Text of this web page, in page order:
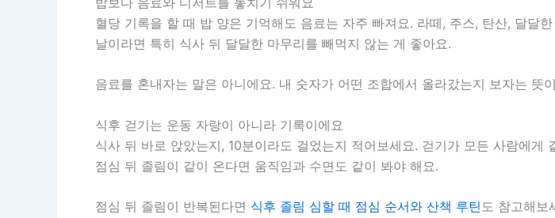
혈당 기록을 할 때 밥 양은 기억해도 음료는 자주 빠져요. 라떼, 주스, 탄산, 달달
날이라면 특히 식사 뒤 달달한 마무리를 빼먹지 않는 게 좋아요.
음료를 혼내자는 말은 아니에요. 내 숫자가 어떤 조합에서 올라갔는지 보자는
식후 걷기는 운동 자랑이 아니라 기록이에요
식사 뒤 바로 앉았는지, 10분이라도 걸었는지 적어보세요. 걷기가 모든 사람에
점심 뒤 졸림이 같이 온다면 움직임과 수면도 같이 봐야 해요.
점심 뒤 졸림이 반복된다면 식후 졸림 심할 때 점심 순서와 산책 루틴도 참고해보